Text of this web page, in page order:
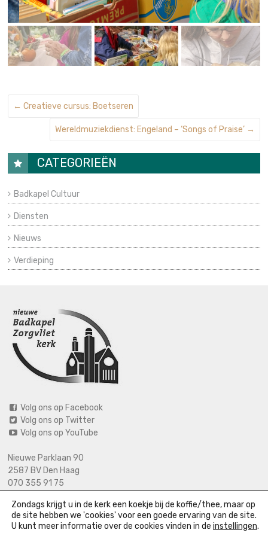
← Creatieve cursus: Boetseren
Wereldmuziekdienst: Engeland – ‘Songs of Praise’ →
CATEGORIEËN
Badkapel Cultuur
Diensten
Nieuws
Verdieping
Volg ons op Facebook
Volg ons op Twitter
Volg ons op YouTube
Nieuwe Parklaan 90
2587 BV Den Haag
070 355 91 75
06 2125 2720 (bij calamiteiten)
info@nieuwebadkapel.nl
Zondags krijgt u in de kerk een koekje bij de koffie/thee, maar op
de site hebben we 'cookies' voor een goede ervaring van de site.
U kunt meer informatie over de cookies vinden in de instellingen.